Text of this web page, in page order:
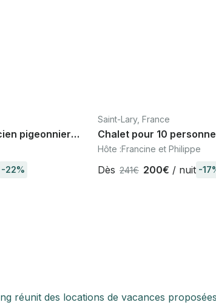
pigeonnier
de l
-22%
Saint-Lary, France
Chalet pour 10
Saint-Lary Pla d’Adet, à
Hôte :Francine et Philippe
Dès 241€ 200€ / nuit -
réunit des locations de vacances